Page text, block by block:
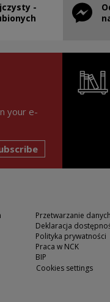
-
in a new window
Note,
your e-
Przetwarzanie
Deklaracja
Polityka prywatności
Praca w NCK
BIP
Cookies settings